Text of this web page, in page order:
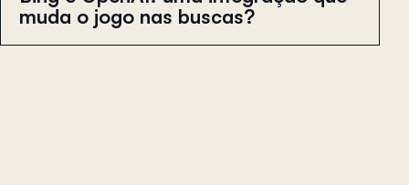
muda o jogo nas buscas?